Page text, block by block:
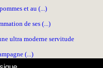
et au (...)
de ses (...)
ultra moderne servitude
(...)